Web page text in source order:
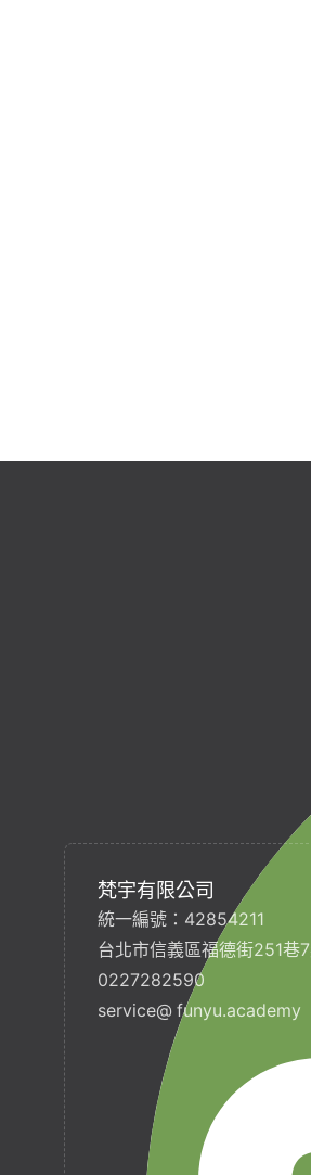
梵宇有限公司
統一編號：42854211
台北市信義區福德街251巷
0227282590
service@ funyu.academy